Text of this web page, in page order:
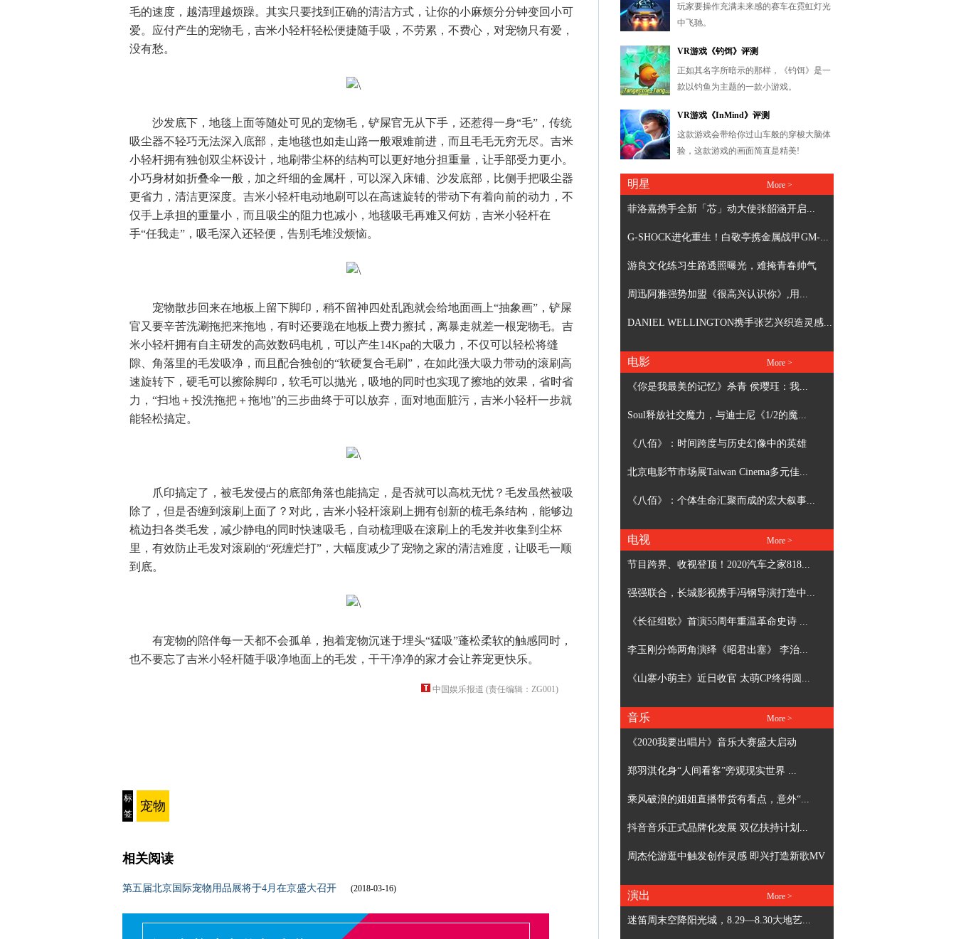
毛的速度，越清理越烦躁。其实只要找到正确的清洁方式，让你的小麻烦分分钟变回小可
爱。应付产生的宠物毛，吉米小轻杆轻松便捷随手吸，不劳累，不费心，对宠物只有爱，
没有愁。
沙发底下，地毯上面等随处可见的宠物毛，铲屎官无从下手，还惹得一身“毛”，传统
吸尘器不轻巧无法深入底部，走地毯也如走山路一般艰难前进，而且毛毛无穷无尽。吉米
小轻杆拥有独创双尘杯设计，地刷带尘杯的结构可以更好地分担重量，让手部受力更小。
小巧身材如折叠伞一般，加之纤细的金属杆，可以深入床铺、沙发底部，比侧手把吸尘器
更省力，清洁更深度。吉米小轻杆电动地刷可以在高速旋转的带动下有着向前的动力，不
仅手上承担的重量小，而且吸尘的阻力也减小，地毯吸毛再难又何妨，吉米小轻杆在
手“任我走”，吸毛深入还轻便，告别毛堆没烦恼。
宠物散步回来在地板上留下脚印，稍不留神四处乱跑就会给地面画上“抽象画”，铲屎
官又要辛苦洗涮拖把来拖地，有时还要跪在地板上费力擦拭，离暴走就差一根宠物毛。吉
米小轻杆拥有自主研发的高效数码电机，可以产生14Kpa的大吸力，不仅可以轻松将缝
隙、角落里的毛发吸净，而且配合独创的“软硬复合毛刷”，在如此强大吸力带动的滚刷高
速旋转下，硬毛可以擦除脚印，软毛可以抛光，吸地的同时也实现了擦地的效果，省时省
力，“扫地＋投洗拖把＋拖地”的三步曲终于可以放弃，面对地面脏污，吉米小轻杆一步就
能轻松搞定。
爪印搞定了，被毛发侵占的底部角落也能搞定，是否就可以高枕无忧？毛发虽然被吸
除了，但是否缠到滚刷上面了？对此，吉米小轻杆滚刷上拥有创新的梳毛条结构，能够边
梳边扫各类毛发，减少静电的同时快速吸毛，自动梳理吸在滚刷上的毛发并收集到尘杯
里，有效防止毛发对滚刷的“死缠烂打”，大幅度减少了宠物之家的清洁难度，让吸毛一顺
到底。
有宠物的陪伴每一天都不会孤单，抱着宠物沉迷于埋头“猛吸”蓬松柔软的触感同时，
也不要忘了吉米小轻杆随手吸净地面上的毛发，干干净净的家才会让养宠更快乐。
中国娱乐报道 (责任编辑：ZG001)
标
签
宠物
相关阅读
第五届北京国际宠物用品展将于4月在京盛大召开 (2018-03-16)
明星 More >
菲洛嘉携手全新「芯」动大使张韶涵开启...
G-SHOCK进化重生！白敬亭携金属战甲GM-...
游良文化练习生路透照曝光，难掩青春帅气
周迅阿雅强势加盟《很高兴认识你》,用...
DANIEL WELLINGTON携手张艺兴织造灵感...
电影 More >
《你是我最美的记忆》杀青 侯璎珏：我...
Soul释放社交魔力，与迪士尼《1/2的魔...
《八佰》：时间跨度与历史幻像中的英雄
北京电影节市场展Taiwan Cinema多元佳...
《八佰》：个体生命汇聚而成的宏大叙事...
电视 More >
节目跨界、收视登顶！2020汽车之家818...
强强联合，长城影视携手冯钢导演打造中...
《长征组歌》首演55周年重温革命史诗 ...
李玉刚分饰两角演绎《昭君出塞》 李治...
《山寨小萌主》近日收官 太萌CP终得圆...
音乐 More >
《2020我要出唱片》音乐大赛盛大启动
郑羽淇化身“人间看客”旁观现实世界 ...
乘风破浪的姐姐直播带货有看点，意外“...
抖音音乐正式品牌化发展 双亿扶持计划...
周杰伦游逛中触发创作灵感 即兴打造新歌MV
演出 More >
迷笛周末空降阳光城，8.29—8.30大地艺...